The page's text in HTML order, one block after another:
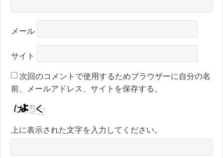
メール
サイト
次回のコメントで使用するためブラウザーに自分の名
前、メールアドレス、サイトを保存する。
上に表示された文字を入力してください。